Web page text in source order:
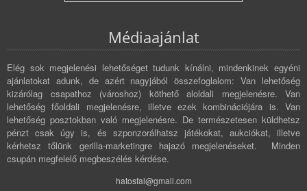
Médiaajánlat
Elég sok megjelenési lehetőséget tudunk kínálni, mindenkinek egyéni
ajánlatokat adunk, de azért nagyjából összefoglalom: Van lehetőség
kizárólag csapathoz (városhoz) köthető aloldali megjelenésre. Van
lehetőség főoldali megjelenésre, illetve ezek kombinációjára is. Van
lehetőség posztokban való megjelenésre. De természetesen küldhetsz
pénzt csak úgy is, és szponzorálhatsz játékokat, aukciókat, illetve
kérhetsz tőlünk gerilla-marketingre hajazó megjelenéseket. Minden
csupán megfelelő megbeszélés kérdése.
hatosfal@gmail.com